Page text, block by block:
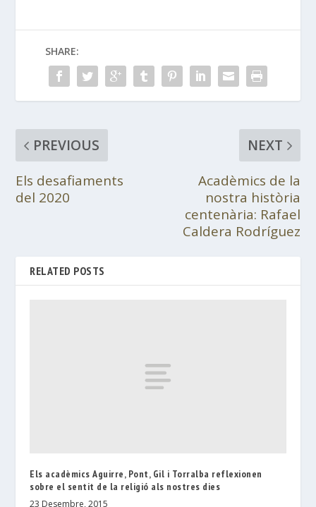
SHARE:
PREVIOUS
Els desafiaments
del 2020
NEXT
Acadèmics de la
nostra història
centenària: Rafael
Caldera Rodríguez
RELATED POSTS
Els acadèmics Aguirre, Pont, Gil i Torralba reflexionen
sobre el sentit de la religió als nostres dies
23 Desembre, 2015